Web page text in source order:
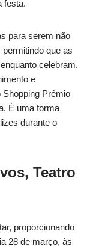
festa.
para serem não
que as
celebram.
e
Prêmio
É uma forma
durante o
Teatro
proporcionando
28 de março, às